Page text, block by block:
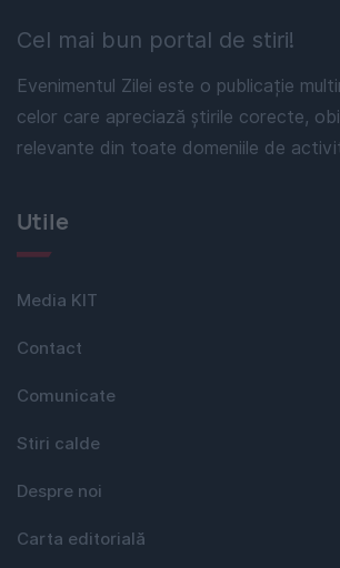
Cel mai bun portal de stiri!
Evenimentul Zilei este o publicație
celor care apreciază știrile corecte,
relevante din toate domeniile de
Utile
Media KIT
Contact
Comunicate
Stiri calde
Despre noi
Carta editorială